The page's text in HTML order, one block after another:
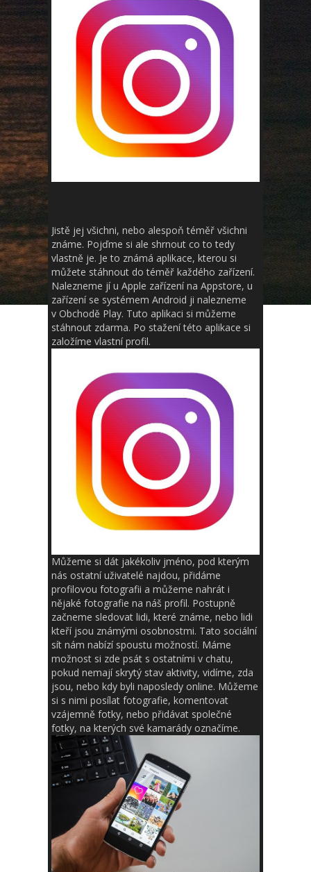
Jistě jej všichni, nebo alespoň téměř všichni
známe. Pojďme si ale shrnout co to tedy
vlastně je. Je to známá aplikace, kterou si
můžete stáhnout do téměř každého zařízení.
Nalezneme jí u Apple zařízení na Appstore, u
zařízení se systémem Android ji nalezneme
v Obchodě Play. Tuto aplikaci si můžeme
stáhnout zdarma. Po stažení této aplikace si
založíme vlastní profil.
Můžeme si dát jakékoliv jméno, pod kterým
nás ostatní uživatelé najdou, přidáme
profilovou fotografii a můžeme nahrát i
nějaké fotografie na náš profil. Postupně
začneme sledovat lidi, které známe, nebo lidi
kteří jsou známými osobnostmi. Tato sociální
sít nám nabízí spoustu možností. Máme
možnost si zde psát s ostatními v chatu,
pokud nemají skrytý stav aktivity, vidíme, zda
jsou, nebo kdy byli naposledy online. Můžeme
si s nimi posílat fotografie, komentovat
vzájemně fotky, nebo přidávat společné
fotky, na kterých své kamarády označíme.